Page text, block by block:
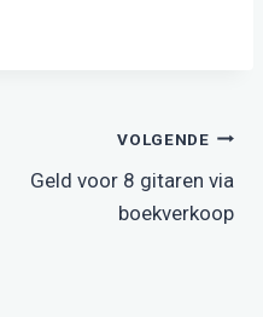
VOLGENDE
Geld voor 8 gitaren via
boekverkoop